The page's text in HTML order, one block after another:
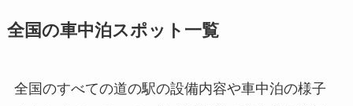
全国の車中泊スポット一覧
全国のすべての道の駅の設備内容や車中泊の様子